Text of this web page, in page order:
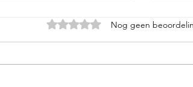
Beoordeeld met 0 uit 5 sterren.
Nog geen